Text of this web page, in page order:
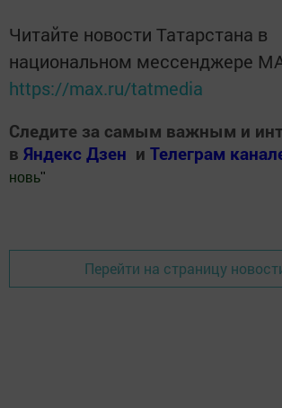
Читайте новости Татарстана в
национальном мессенджере
https://max.ru/tatmedia
Следите за самым важным и
в Яндекс Дзен и Телеграм
новь"
Перейти на страницу